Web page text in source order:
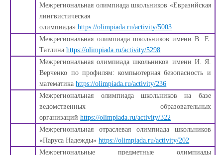
Межрегиональная олимпиада школьников «Евразийская
лингвистическая
олимпиада»https://olimpiada.ru/activity/5003
Межрегиональная олимпиада школьников имени В. Е.
Татлинаhttps://olimpiada.ru/activity/5298
Межрегиональная олимпиада школьников имени И. Я.
Верченко по профилям: компьютерная безопасность и
математикаhttps://olimpiada.ru/activity/236
Межрегиональная олимпиада школьников на базе
ведомственных образовательных
организацийhttps://olimpiada.ru/activity/322
Межрегиональная отраслевая олимпиада школьников
«Паруса Надежды»https://olimpiada.ru/activity/202
Межрегиональные предметные олимпиады